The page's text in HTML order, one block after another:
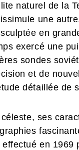
naturel de la
une
en
exercé une
sondes
et de
détaillée de
ses
en 1969